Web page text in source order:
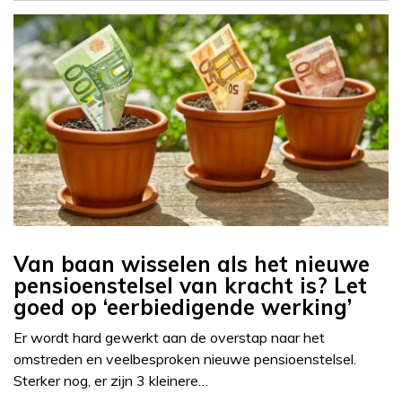
Van baan wisselen als het nieuwe
pensioenstelsel van kracht is? Let
goed op ‘eerbiedigende werking’
Er wordt hard gewerkt aan de overstap naar het
omstreden en veelbesproken nieuwe pensioenstelsel.
Sterker nog, er zijn 3 kleinere…